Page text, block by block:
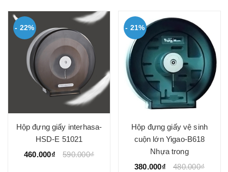
- 22%
Hộp đựng giấy interhasa-
HSD-E 51021
460.000₫
590.000₫
- 21%
Hộp đựng giấy vệ sinh
cuộn lớn Yigao-B618
Nhựa trong
380.000₫
480.000₫